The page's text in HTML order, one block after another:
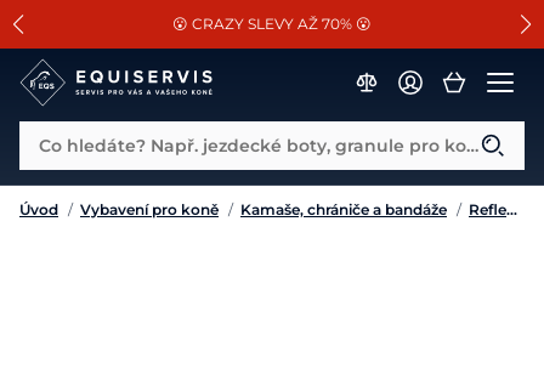
SLEVA 13% na vše od Cassini!
😮 CRAZY SLEVY AŽ 70% 😮
📐Pasování a doplňky k vybraným sedlům ZDARMA 🐴
Co hledáte? Např. jezdecké boty, granule pro koně...
Úvod / Vybavení pro koně / Kamaše, chrániče a bandáže / Reflexní kamaše, pásky a doplňky